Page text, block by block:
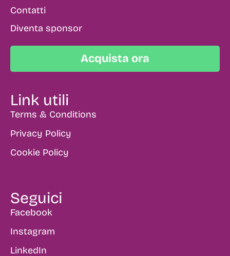
Contatti
Diventa sponsor
Acquista ora
Link utili
Terms & Conditions
Privacy Policy
Cookie Policy
Seguici
Facebook
Instagram
LinkedIn